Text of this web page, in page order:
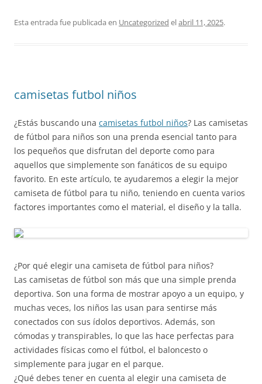
Esta entrada fue publicada en Uncategorized elabril 11, 2025.
camisetas futbol niños
¿Estás buscando una camisetas futbol niños? Las camisetas
de fútbol para niños son una prenda esencial tanto para
los pequeños que disfrutan del deporte como para
aquellos que simplemente son fanáticos de su equipo
favorito. En este artículo, te ayudaremos a elegir la mejor
camiseta de fútbol para tu niño, teniendo en cuenta varios
factores importantes como el material, el diseño y la talla.
¿Por qué elegir una camiseta de fútbol para niños?
Las camisetas de fútbol son más que una simple prenda
deportiva. Son una forma de mostrar apoyo a un equipo, y
muchas veces, los niños las usan para sentirse más
conectados con sus ídolos deportivos. Además, son
cómodas y transpirables, lo que las hace perfectas para
actividades físicas como el fútbol, el baloncesto o
simplemente para jugar en el parque.
¿Qué debes tener en cuenta al elegir una camiseta de